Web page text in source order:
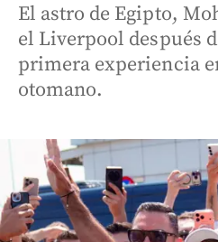
El astro de Egipto,
el Liverpool después
primera experiencia
otomano.